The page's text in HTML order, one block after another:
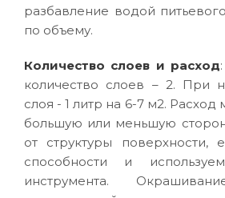
разбавление водой
по объему.
Количество слоев и расход
количество слоев – 2. При
слоя - 1 литр на 6-7 м2. Расход
большую или меньшую
от структуры поверхности,
способности и
инструмента.